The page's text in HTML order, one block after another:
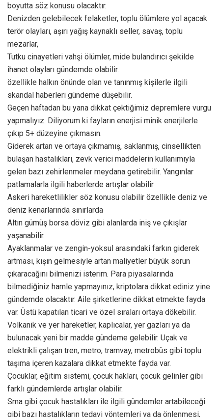
boyutta söz konusu olacaktır.
Denizden gelebilecek felaketler, toplu ölümlere yol açacak
terör olayları, aşırı yağış kaynaklı seller, savaş, toplu
mezarlar,
Tutku cinayetleri vahşi ölümler, mide bulandırıcı şekilde
ihanet olayları gündemde olabilir.
özellikle halkın önünde olan ve tanınmış kişilerle ilgili
skandal haberleri gündeme düşebilir.
Geçen haftadan bu yana dikkat çektiğimiz depremlere vurgu
yapmalıyız. Diliyorum ki fayların enerjisi minik enerjilerle
çıkıp 5+ düzeyine çıkmasın.
Giderek artan ve ortaya çıkmamış, saklanmış, cinsellikten
bulaşan hastalıkları, zevk verici maddelerin kullanımıyla
gelen bazı zehirlenmeler meydana getirebilir. Yangınlar
patlamalarla ilgili haberlerde artışlar olabilir
Askeri hareketlilikler söz konusu olabilir özellikle deniz ve
deniz kenarlarında sınırlarda
Altın gümüş borsa döviz gibi alanlarda iniş ve çıkışlar
yaşanabilir.
Ayaklanmalar ve zengin-yoksul arasındaki farkın giderek
artması, kışın gelmesiyle artan maliyetler büyük sorun
çıkaracağını bilmenizi isterim. Para piyasalarında
bilmediğiniz hamle yapmayınız, kriptolara dikkat ediniz yine
gündemde olacaktır. Aile şirketlerine dikkat etmekte fayda
var. Üstü kapatılan ticari ve özel sıraları ortaya dökebilir.
Volkanik ve yer hareketler, kaplıcalar, yer gazları ya da
bulunacak yeni bir madde gündeme gelebilir. Uçak ve
elektrikli çalışan tren, metro, tramvay, metrobüs gibi toplu
taşıma içeren kazalara dikkat etmekte fayda var.
Çocuklar, eğitim sistemi, çocuk hakları, çocuk gelinler gibi
farklı gündemlerde artışlar olabilir.
Sma gibi çocuk hastalıkları ile ilgili gündemler artabileceği
gibi bazı hastalıkların tedavi yöntemleri ya da önlenmesi,